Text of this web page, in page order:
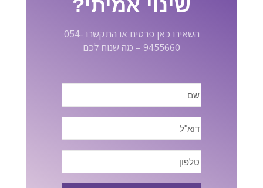
שינוי אמיתי?
השאירו כאן פרטים או התקשרו 054-
9455660 – מה שנוח לכם